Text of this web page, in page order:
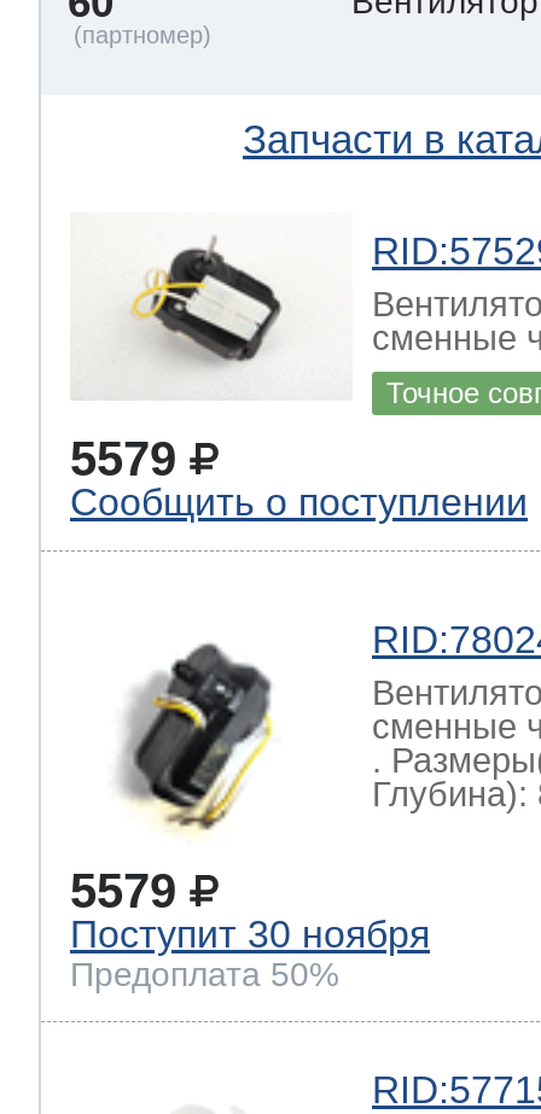
Запчасти в
сменные
Точное
5579
Сообщить о поступлении
сменные
.
Глубина):
5579
Поступит 30 ноября
Предоплата 50%